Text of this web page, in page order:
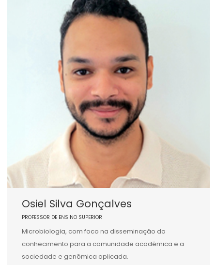
Osiel Silva Gonçalves
PROFESSOR DE ENSINO SUPERIOR
Microbiologia, com foco na disseminação do
conhecimento para a comunidade acadêmica e a
sociedade e genômica aplicada.